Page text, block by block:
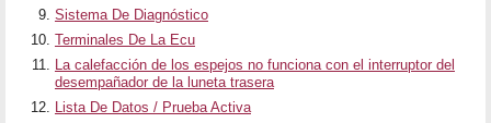
Sistema De Diagnóstico
Terminales De La Ecu
La calefacción de los espejos no funciona con el interruptor del
desempañador de la luneta trasera
Lista De Datos / Prueba Activa